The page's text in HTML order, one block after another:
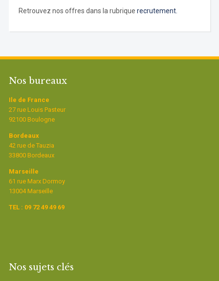
Retrouvez nos offres dans la rubrique recrutement.
Nos bureaux
Ile de France
27 rue Louis Pasteur
92100 Boulogne
Bordeaux
42 rue de Tauzia
33800 Bordeaux
Marseille
61 rue Marx Dormoy
13004 Marseille
TEL : 09 72 49 49 69
Nos sujets clés